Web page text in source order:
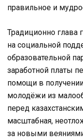
правильное и
Традиционно глава
на социальной
образовательной
заработной платы
помощи в
молодёжи из
перед
масштабная,
за новыми